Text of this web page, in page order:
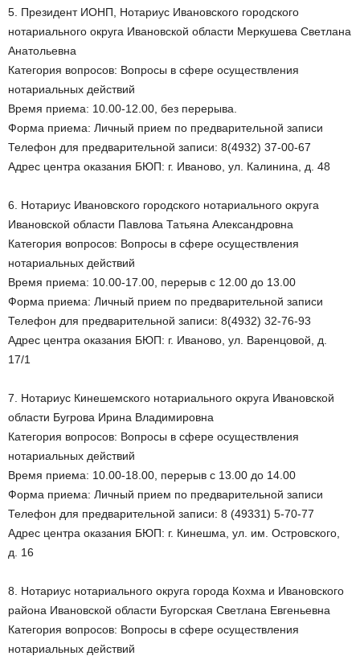
5. Президент ИОНП, Нотариус Ивановского городского
нотариального округа Ивановской области Меркушева Светлана
Анатольевна
Категория вопросов: Вопросы в сфере осуществления
нотариальных действий
Время приема: 10.00-12.00, без перерыва.
Форма приема: Личный прием по предварительной записи
Телефон для предварительной записи: 8(4932) 37-00-67
Адрес центра оказания БЮП: г. Иваново, ул. Калинина, д. 48
6. Нотариус Ивановского городского нотариального округа
Ивановской области Павлова Татьяна Александровна
Категория вопросов: Вопросы в сфере осуществления
нотариальных действий
Время приема: 10.00-17.00, перерыв с 12.00 до 13.00
Форма приема: Личный прием по предварительной записи
Телефон для предварительной записи: 8(4932) 32-76-93
Адрес центра оказания БЮП: г. Иваново, ул. Варенцовой, д.
17/1
7. Нотариус Кинешемского нотариального округа Ивановской
области Бугрова Ирина Владимировна
Категория вопросов: Вопросы в сфере осуществления
нотариальных действий
Время приема: 10.00-18.00, перерыв с 13.00 до 14.00
Форма приема: Личный прием по предварительной записи
Телефон для предварительной записи: 8 (49331) 5-70-77
Адрес центра оказания БЮП: г. Кинешма, ул. им. Островского,
д. 16
8. Нотариус нотариального округа города Кохма и Ивановского
района Ивановской области Бугорская Светлана Евгеньевна
Категория вопросов: Вопросы в сфере осуществления
нотариальных действий